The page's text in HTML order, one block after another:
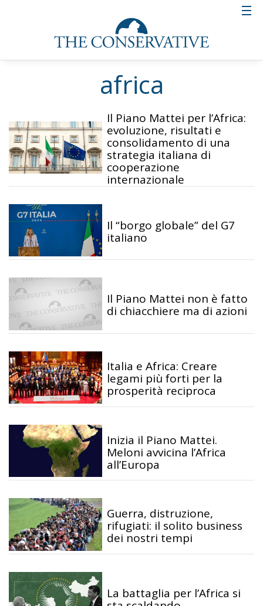
africa
Il Piano Mattei per l’Africa:
evoluzione, risultati e
consolidamento di una
strategia italiana di
cooperazione
internazionale
Il “borgo globale” del G7
italiano
Il Piano Mattei non è fatto
di chiacchiere ma di azioni
Italia e Africa: Creare
legami più forti per la
prosperità reciproca
Inizia il Piano Mattei.
Meloni avvicina l’Africa
all’Europa
Guerra, distruzione,
rifugiati: il solito business
dei nostri tempi
La battaglia per l’Africa si